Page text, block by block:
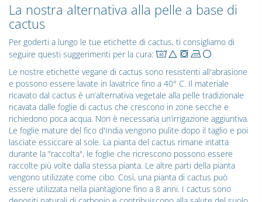
La nostra alternativa alla pelle a base di
cactus
Per goderti a lungo le tue etichette di cactus, ti consigliamo di
seguire questi suggerimenti per la cura:
Le nostre etichette vegane di cactus sono resistenti all'abrasione
e possono essere lavate in lavatrice fino a 40° C. Il materiale
ricavato dal cactus è un’alternativa vegetale alla pelle tradizionale
ricavata dalle foglie di cactus che crescono in zone secche e
richiedono poca acqua. Non è necessaria un’irrigazione aggiuntiva.
Le foglie mature del fico d'India vengono pulite dopo il taglio e poi
lasciate essiccare al sole. La pianta del cactus rimane intatta
durante la "raccolta", le foglie che ricrescono possono essere
raccolte più volte dalla stessa pianta. Le altre parti della pianta
vengono utilizzate come cibo. Così, una pianta di cactus può
essere utilizzata nella piantagione fino a 8 anni. I cactus sono